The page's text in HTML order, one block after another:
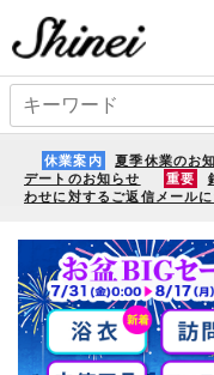
休業案内 夏季休業のお
デートのお知らせ
重要
わせに対するご返信メール